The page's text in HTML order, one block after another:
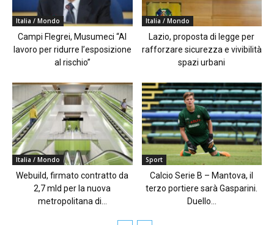
Italia / Mondo
Campi Flegrei, Musumeci “Al
lavoro per ridurre l’esposizione
al rischio”
Italia / Mondo
Lazio, proposta di legge per
rafforzare sicurezza e vivibilità
spazi urbani
Italia / Mondo
Webuild, firmato contratto da
2,7 mld per la nuova
metropolitana di...
Sport
Calcio Serie B – Mantova, il
terzo portiere sarà Gasparini.
Duello...